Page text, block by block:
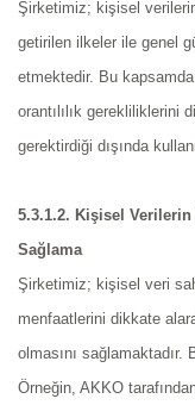
Şirketimiz; kişisel
getirilen ilkeler ile genel
etmektedir. Bu
orantılılık gerekliliklerini
gerektirdiği dışında
5.3.1.2. Kişisel Verilerin
Sağlama
Şirketimiz; kişisel veri
menfaatlerini dikkate
olmasını sağlamaktadır.
Örneğin, AKKO